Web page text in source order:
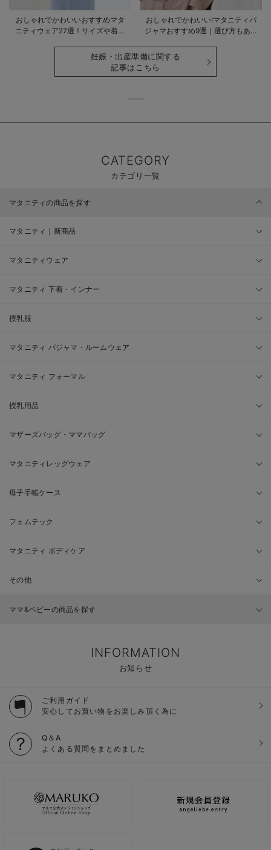
おしゃれでかわいいおすすめマタ
ニティウェア27選！サイズや着る
おしゃれでかわいい!マタニティパ
ジャマおすすめ9選｜選び方もあわ
妊娠・出産準備に関する
記事はこちら
CATEGORY
カテゴリ一覧
マタニティの商品を探す
マタニティ｜新商品
マタニティウェア
マタニティ 下着・インナー
授乳服
マタニティ パジャマ・ルームウェア
マタニティ フォーマル
授乳用品
マザーズバッグ・ママバッグ
マタニティレッグウェア
母子手帳ケース
フェムテック
マタニティ ボディケア
その他
ママ&ベビーの商品を探す
INFORMATION
お知らせ
ご利用ガイド
安心してお買い物をお楽しみ頂く為に
Q＆A
よくある質問をまとめました